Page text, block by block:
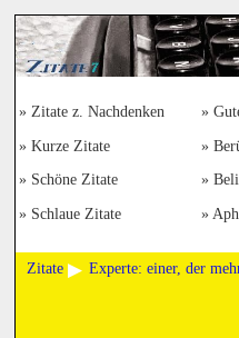
Zitate z. Nachdenken
Kurze Zitate
Schöne Zitate
Schlaue Zitate
Zitate Experte: einer, der